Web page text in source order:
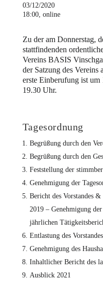
03/12/2020
18:00, online
Zu der am Donnerstag,
stattfindenden
Vereins BASIS
der Satzung des
erste Einberufung ist
19.30 Uhr.
Tagesordnung
Begrüßung durch den
Begrüßung durch den
Feststellung der
Genehmigung der
Bericht des Vorstandes
2019 – Genehmigung der
jährlichen
Entlastung des
Genehmigung des
Inhaltlicher Bericht des
Ausblick 2021